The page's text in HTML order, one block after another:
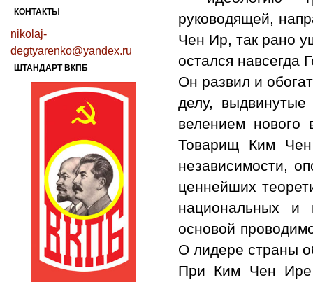
руководящей,
Чен Ир, так рано
остался навсегда
Он развил и
делу,
велением нового
Товарищ Ким Чен
независимости,
ценнейших
национальных и
основой
О лидере страны
При Ким Чен
КОНТАКТЫ
nikolaj-
degtyarenko@yandex.ru
ШТАНДАРТ ВКПБ